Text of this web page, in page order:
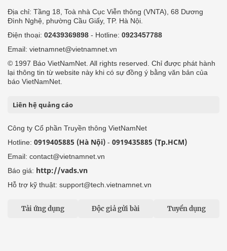
Địa chỉ: Tầng 18, Toà nhà Cục Viễn thông (VNTA), 68 Dương
Đình Nghệ, phường Cầu Giấy, TP. Hà Nội.
Điện thoại: 02439369898 - Hotline: 0923457788
Email: vietnamnet@vietnamnet.vn
© 1997 Báo VietNamNet. All rights reserved. Chỉ được phát hành
lại thông tin từ website này khi có sự đồng ý bằng văn bản của
báo VietNamNet.
Liên hệ quảng cáo
Công ty Cổ phần Truyền thông VietNamNet
Hotline: 0919405885 (Hà Nội) - 0919435885 (Tp.HCM)
Email: contact@vietnamnet.vn
Báo giá: http://vads.vn
Hỗ trợ kỹ thuật: support@tech.vietnamnet.vn
Tải ứng dụng Độc giả gửi bài Tuyển dụng